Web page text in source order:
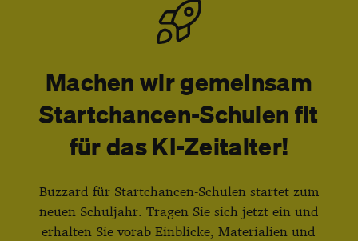
Machen wir gemeinsam
Startchancen-Schulen fit
für das KI-Zeitalter!
Buzzard für Startchancen-Schulen startet zum
neuen Schuljahr. Tragen Sie sich jetzt ein und
erhalten Sie vorab Einblicke, Materialien und